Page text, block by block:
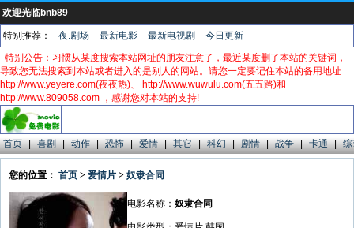
欢迎光临bnb89
特别推荐： 夜.剧场 最新电影 最新电视剧
今日更新
特别公告：习惯从某度搜索本站网址的朋友注意了，最近某度删了本站的关键词，
导致您无法搜索到本站或者进入的是别人的网站。请您一定要记住本站的备用地址
http://www.yeyere.com(夜夜热)、 http://www.wuwulu.com(五五路)和
http://www.809058.com ，感谢您对本站的支持!
首页 | 喜剧 | 动作 | 恐怖 | 爱情 | 其它 | 科幻 | 剧情 | 战争 | 卡通 |
您的位置： 首页 > 爱情片 > 奴隶合同
电影名称： 奴隶合同